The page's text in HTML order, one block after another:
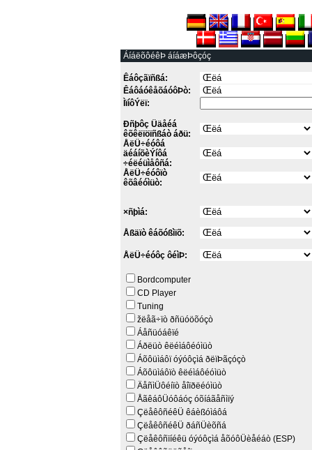
ÁíáëõôéêÞ áíáæÞôçóç
Êáôçãïñßá:
ÊáôáóêåõáóôÞò:
ÌïíôÝëï:
Ðñþôç Üäåéá
êõêëïöïñßáò áðü:
ÅëÜ÷éóôá
äéáíõèÝíôá
÷éëéüìåôñá:
ÅëÜ÷éóôïò
êõâéóìüò:
×ñþìá:
Åßäïò êáõóßìïõ:
ÅëÜ÷éóôç ôéìÞ:
Bordcomputer
CD Player
Tuning
žëåã÷ïò ðñüóöõóçò
Áåñüóáêïé
Áðëüò êëéìáôéóìüò
Áõôüìáôï óýóôçìá ðëïÞãçóçò
Áõôüìáôïò êëéìáôéóìüò
ÄåñìÜôéíïò åîïðëéóìüò
ÅãêáôÜóôáóç óõíáãåñìïý
ÇëåêôñéêÜ êáèßóìáôá
ÇëåêôñéêÜ ðáñÜèõñá
Çëåêôñïíéêü óýóôçìá åõóôÜèåéáò (ESP)